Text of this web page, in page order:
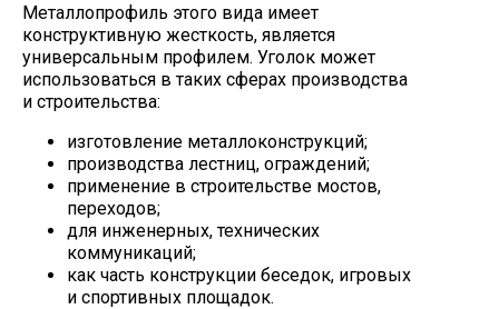
Металлопрофиль этого вида имеет
конструктивную жесткость, является
универсальным профилем. Уголок может
использоваться в таких сферах производства
и строительства:
изготовление металлоконструкций;
производства лестниц, ограждений;
применение в строительстве мостов,
переходов;
для инженерных, технических
коммуникаций;
как часть конструкции беседок, игровых
и спортивных площадок.